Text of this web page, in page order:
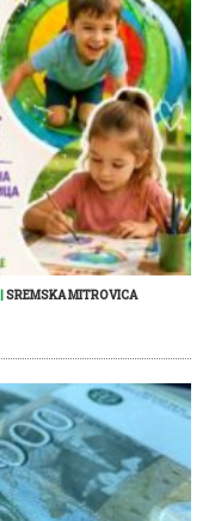
SREMSKA MITROVICA